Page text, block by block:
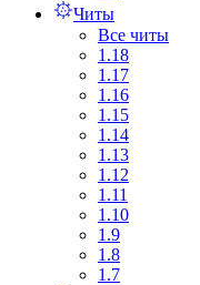
Читы
Все читы
1.18
1.17
1.16
1.15
1.14
1.13
1.12
1.11
1.10
1.9
1.8
1.7